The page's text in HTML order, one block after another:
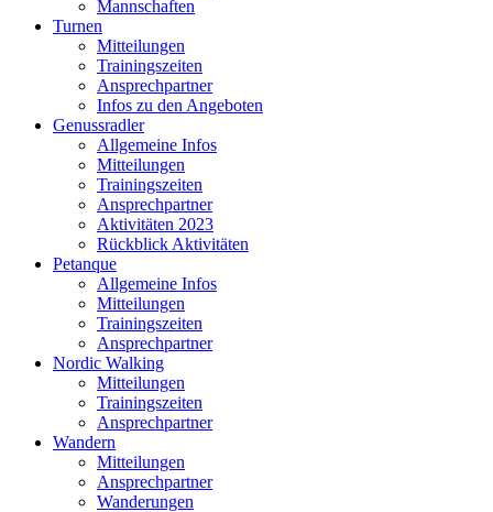
Mannschaften
Turnen
Mitteilungen
Trainingszeiten
Ansprechpartner
Infos zu den Angeboten
Genussradler
Allgemeine Infos
Mitteilungen
Trainingszeiten
Ansprechpartner
Aktivitäten 2023
Rückblick Aktivitäten
Petanque
Allgemeine Infos
Mitteilungen
Trainingszeiten
Ansprechpartner
Nordic Walking
Mitteilungen
Trainingszeiten
Ansprechpartner
Wandern
Mitteilungen
Ansprechpartner
Wanderungen